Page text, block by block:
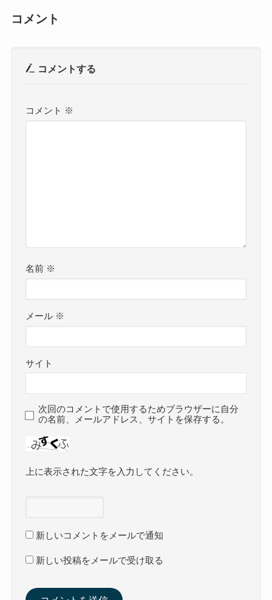
コメント
コメントする
コメント ※
名前 ※
メール ※
サイト
次回のコメントで使用するためブラウザーに自分
の名前、メールアドレス、サイトを保存する。
上に表示された文字を入力してください。
新しいコメントをメールで通知
新しい投稿をメールで受け取る